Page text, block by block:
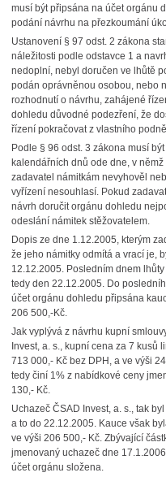
musí být připsána na účet orgánu
podání návrhu na přezkoumání
Ustanovení § 97 odst. 2 zákona
náležitosti podle odstavce 1 a
nedoplní, nebyl doručen ve lhůtě
podán oprávněnou osobou, nebo
rozhodnutí o návrhu, zahájené
dohledu důvodné podezření, že
řízení pokračovat z vlastního
Podle § 96 odst. 3 zákona musí
kalendářních dnů ode dne, v
zadavatel námitkám nevyhověl
vyřízení nesouhlasí. Pokud
návrh doručit orgánu dohledu
odeslání námitek stěžovatelem.
Dopis ze dne 1.12.2005, kterým
že jeho námitky odmítá a vrací je,
12.12.2005. Posledním dnem
tedy den 22.12.2005. Do
účet orgánu dohledu připsána
206 500,-Kč.
Jak vyplývá z návrhu kupní
Invest, a. s., kupní cena za 7 kusů
713 000,- Kč bez DPH, a ve výši
tedy činí 1% z nabídkové ceny
130,- Kč.
Uchazeč ČSAD Invest, a. s., tak
a to do 22.12.2005. Kauce však
ve výši 206 500,- Kč. Zbývající
jmenovaný uchazeč dne
účet orgánu složena.